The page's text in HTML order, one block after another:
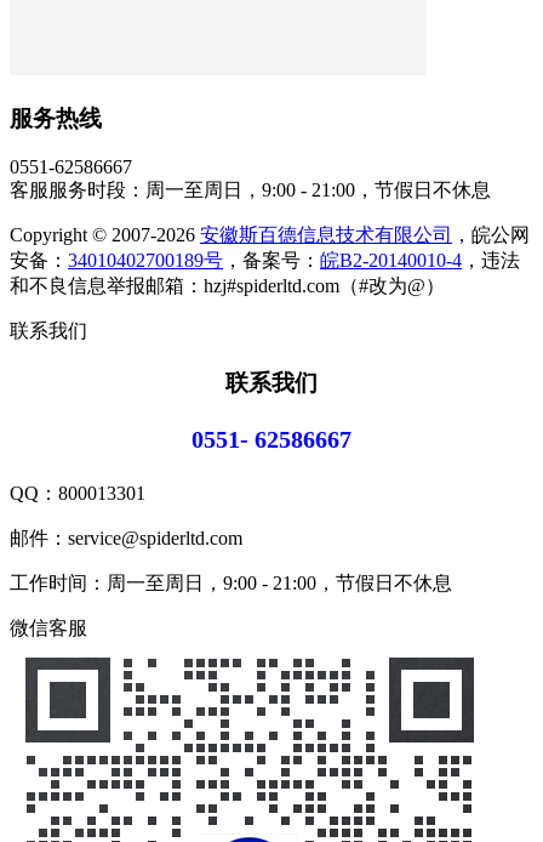
服务热线
0551-62586667
客服服务时段：周一至周日，9:00 - 21:00，节假日不休息
Copyright © 2007-2026 安徽斯百德信息技术有限公司
，皖公网
安备： 34010402700189号 ，备案号： 皖B2-20140010-4 ，违法
和不良信息举报邮箱：hzj#spiderltd.com（#改为@）
联系我们
联系我们
0551- 62586667
QQ： 800013301
邮件：service@spiderltd.com
工作时间：周一至周日，9:00 - 21:00，节假日不休息
微信客服